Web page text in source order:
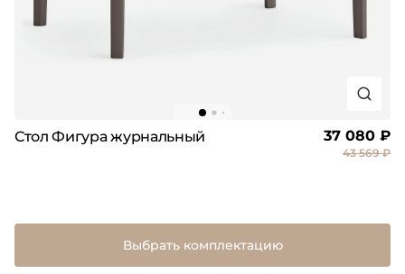
Стол Фигура журнальный 37 080 ₽
43 569 ₽
Выбрать комплектацию